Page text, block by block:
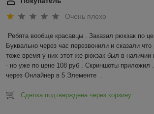
Очень плохо
Ребята вообще красавцы . Заказал рюкзак по
Буквально через час перезвонили и сказали
тоже время у них этот же рюкзак был в наличии
- но уже по цене 108 руб . Скриншоты приложил
через Онлайнер в 5 Элементе  .
Сделка подтверждена через корзину